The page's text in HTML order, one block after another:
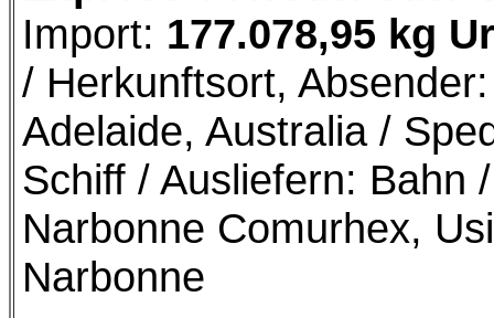
Import: 177.078,95 kg
/ Herkunftsort,
Adelaide, Australia /
Schiff / Ausliefern: Bahn
Narbonne Comurhex,
Narbonne